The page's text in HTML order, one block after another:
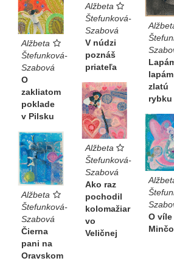
Alžbeta
Štefunková-
Szabová
V núdzi
poznáš
priateľa
lapám
zlatú
rybku
Alžbeta
Štefunková-
Szabová
O
zakliatom
poklade
v Pilsku
Alžbeta
Štefunková-
Szabová
Ako raz
pochodil
kolomažiar
vo
Veličnej
O víle
Alžbeta
Štefunková-
Szabová
Čierna
pani na
Oravskom